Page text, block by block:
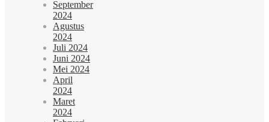
September
2024
Agustus
2024
Juli 2024
Juni 2024
Mei 2024
April
2024
Maret
2024